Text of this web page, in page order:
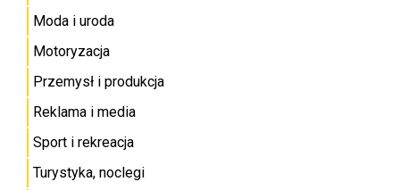
Moda i uroda
Motoryzacja
Przemysł i produkcja
Reklama i media
Sport i rekreacja
Turystyka, noclegi